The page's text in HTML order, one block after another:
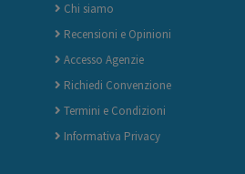
Chi siamo
Recensioni e Opinioni
Accesso Agenzie
Richiedi Convenzione
Termini e Condizioni
Informativa Privacy